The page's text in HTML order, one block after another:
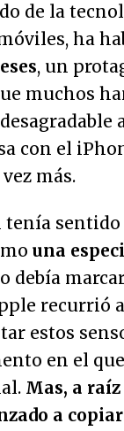
de la
ha
, un
muchos
con el
más.
tenía
una
debía
recurrió
estos
en el
Mas, a
a